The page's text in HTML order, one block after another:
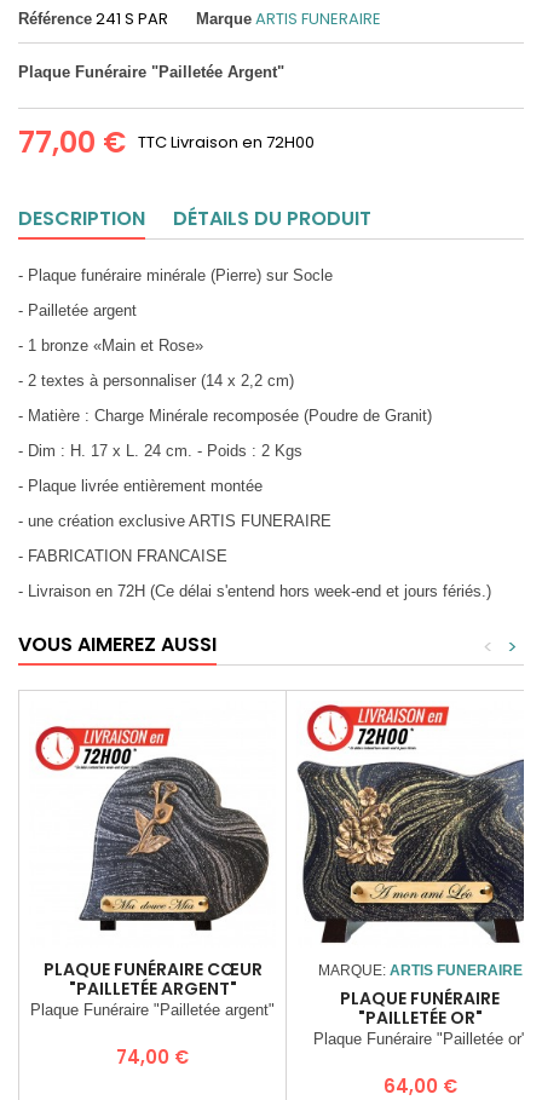
Référence 241 S PAR Marque ARTIS FUNERAIRE
Plaque Funéraire "Pailletée Argent"
77,00 € TTCLivraison en 72H00
DESCRIPTION DÉTAILS DU PRODUIT
- Plaque funéraire minérale (Pierre) sur Socle
- Pailletée argent
- 1 bronze «Main et Rose»
- 2 textes à personnaliser (14 x 2,2 cm)
- Matière : Charge Minérale recomposée (Poudre de Granit)
- Dim : H. 17 x L. 24 cm. - Poids : 2 Kgs
- Plaque livrée entièrement montée
- une création exclusive ARTIS FUNERAIRE
- FABRICATION FRANCAISE
- Livraison en 72H (Ce délai s'entend hors week-end et jours fériés.)
VOUS AIMEREZ AUSSI >
<
PLAQUE FUNÉRAIRE CŒUR
"PAILLETÉE ARGENT"
Plaque Funéraire "Pailletée argent"
Prix
74,00 €
MARQUE: ARTIS FUNERAIRE
PLAQUE FUNÉRAIRE
"PAILLETÉE OR"
Plaque Funéraire "Pailletée or"
Prix
64,00 €